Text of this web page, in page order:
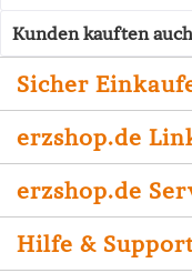
Kunden kauften auch
Sicher
erzshop.de
erzshop.de
Hilfe &